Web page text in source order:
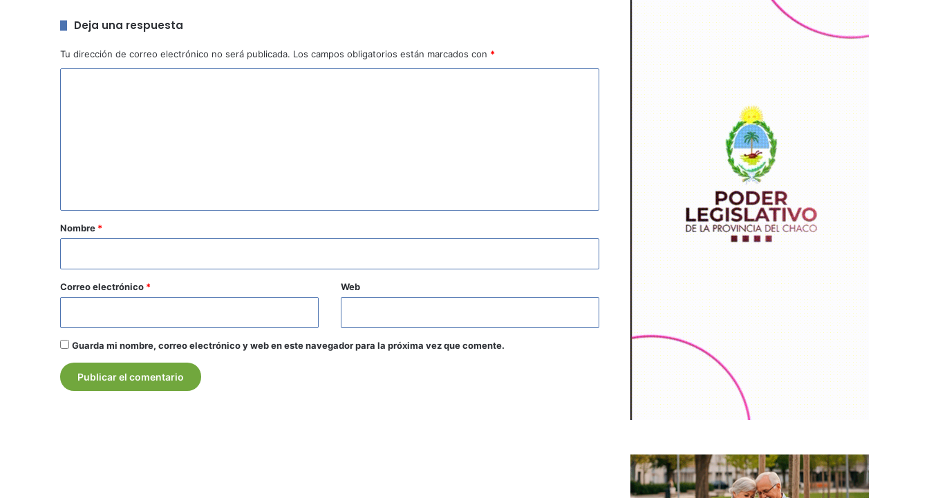
Deja una respuesta
Tu dirección de correo electrónico no será publicada. Los campos obligatorios están marcados con *
r
o
*
Nombre *
Correo electrónico * Web
Guarda mi nombre, correo electrónico y web en este navegador para la próxima vez que comente.